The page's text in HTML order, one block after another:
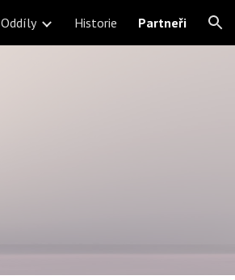
Oddíly Historie Partneři